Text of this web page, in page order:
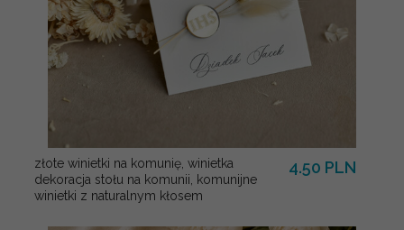
złote winietki na komunię, winietka
dekoracja stołu na komunii, komunijne
winietki z naturalnym kłosem
4.50 PLN